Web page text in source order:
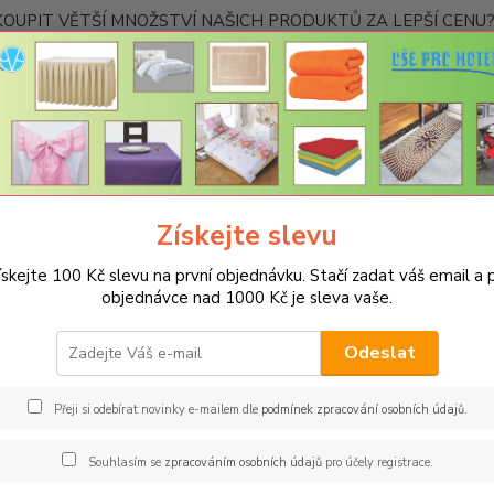
VĚTŠÍ MNOŽSTVÍ NAŠICH PRODUKTŮ ZA LEPŠÍ
Kontakty
Hledat
Ručníky a osuškyZískejte slevu
100 Kč slevu na první objednávku. Stačí zadat váš email a
objednávce nad 1000 Kč je sleva vaše.
Odeslat
Přeji si odebírat novinky e-mailem dle podmínek zpracování osobních údajů.
Souhlasím se zpracováním osobních údajůpro účely registrace.